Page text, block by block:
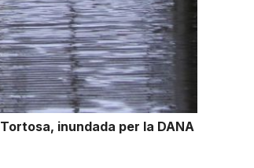
Tortosa, inundada per la DANA